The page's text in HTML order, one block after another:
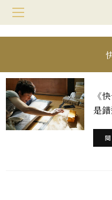
《
是